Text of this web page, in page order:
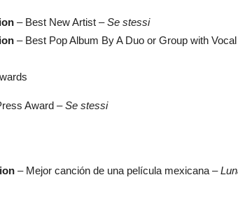
– Best New Artist –Se stessi
– Best Pop Album By A Duo or Group with
Award –Se stessi
– Mejor canción de una película mexicana –